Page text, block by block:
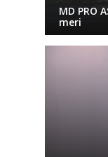
MD PRO
meri